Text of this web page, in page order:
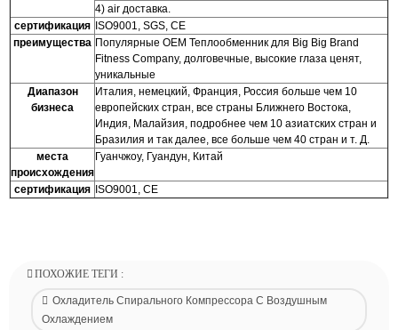
4) air доставка.
сертификация ISO9001, SGS, CE
преимущества Популярные OEM Теплообменник для Big Big Brand
Fitness Company, долговечные, высокие глаза ценят,
уникальные
Диапазон
бизнеса
Италия, немецкий, Франция, Россия больше чем 10
европейских стран, все страны Ближнего Востока,
Индия, Малайзия, подробнее чем 10 азиатских стран и
Бразилия и так далее, все больше чем 40 стран и т. Д.
места
происхождения
Гуанчжоу, Гуандун, Китай
сертификация ISO9001, CE
ПОХОЖИЕ ТЕГИ :
Охладитель Спирального Компрессора С Воздушным
Охлаждением